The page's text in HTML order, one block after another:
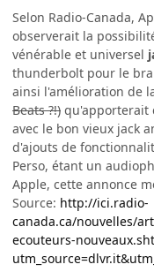
Selon Radio-Canada,
observerait la
vénérable et universel
thunderbolt pour le
ainsi l'amélioration de
Beats ?!) qu'apporterait
avec le bon vieux jack
d'ajouts de
Perso, étant un
Apple, cette annonce
Source: http://ici.radio-
canada.ca/nouvelles/
ecouteurs-